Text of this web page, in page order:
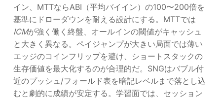
イン、MTTならABI（平均バイイン）の100〜200倍を
基準にドローダウンを耐える設計にする。MTTでは
ICMが強く働く終盤、オールインの閾値がキャッシュ
と大きく異なる。ペイジャンプが大きい局面では薄い
エッジのコインフリップを避け、ショートスタックの
生存価値を最大化するのが合理的だ。SNGはバブル付
近のプッシュ/フォールド表を暗記レベルまで落とし込
むと劇的に成績が安定する。学習面では、セッション